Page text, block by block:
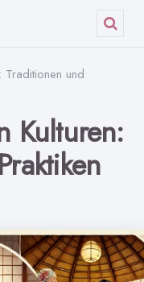
Traditionen und
Kulturen: